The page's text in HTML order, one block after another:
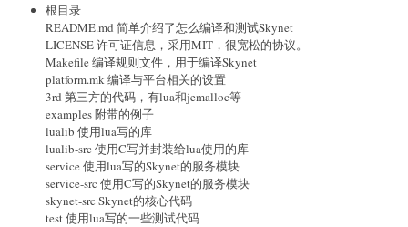
根目录
README.md 简单介绍了怎么编译和测试Skynet
LICENSE 许可证信息，采用MIT，很宽松的协议。
Makefile 编译规则文件，用于编译Skynet
platform.mk 编译与平台相关的设置
3rd 第三方的代码，有lua和jemalloc等
examples 附带的例子
lualib 使用lua写的库
lualib-src 使用C写并封装给lua使用的库
service 使用lua写的Skynet的服务模块
service-src 使用C写的Skynet的服务模块
skynet-src Skynet的核心代码
test 使用lua写的一些测试代码